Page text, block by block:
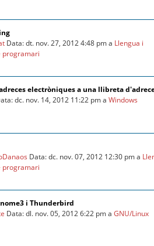
Data: dt. nov. 27, 2012 4:48 pm a Llengua i
programari
electròniques a una llibreta
dc. nov. 14, 2012 11:22 pm aWindows
Data: dc. nov. 07, 2012 12:30 pm a
programari
i Thunderbird
Data: dl. nov. 05, 2012 6:22 pm aGNU/Linux